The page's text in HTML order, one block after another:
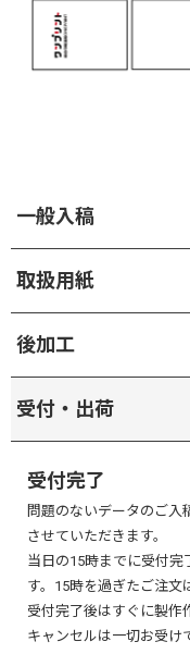
一般入稿
取扱用紙
コート
後加工
加工オプションを選択しな
ご希望の場合は、ご注文
※ ご選択の用紙によって選
す。
PP加工(ラミネート)
透明の薄いPPフィルムを
果が得られます。
受付・出荷
受付完了
問題のないデータのご入
させていただきます。
当日の15時までに受付完
す。15時を過ぎたご注文
受付完了後はすぐに製作
キャンセルは一切お受け